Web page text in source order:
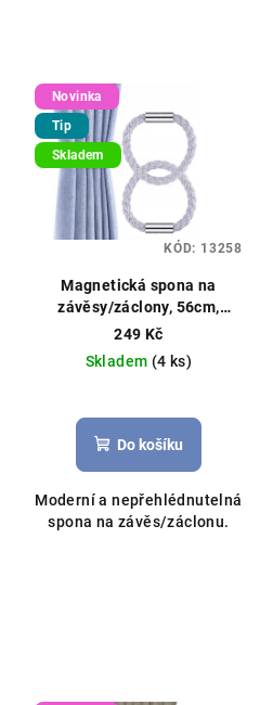
Novinka
Tip
Skladem
Magnetická spona na
závěsy/záclony, 56cm,
stříbrná
249 Kč
Skladem (4 ks)
Do košíku
Moderní a nepřehlédnutelná
spona na závěs/záclonu.
KÓD: 13258